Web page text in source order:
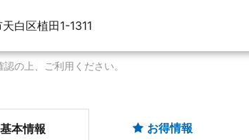
白区植田1-1311
の上、ご利用ください。
基本情報 お得情報